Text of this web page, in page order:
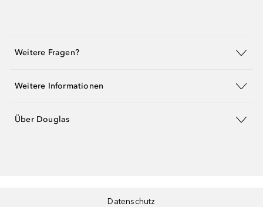
Weitere Fragen?
Weitere Informationen
Über Douglas
Datenschutz